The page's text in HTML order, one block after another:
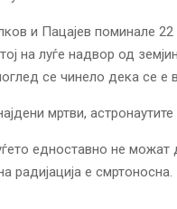
и Пацајев поминале 22
на луѓе надвор од
се чинело дека се е
мртви,
едноставно не можат
радијација е смртоносна.